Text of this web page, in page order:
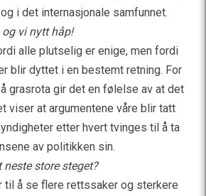
i det internasjonale samfunnet.
vi nytt håp!
alle plutselig er enige, men fordi
blir dyttet i en bestemt retning. For
grasrota gir det en følelse av at det
viser at argumentene våre blir tatt
etter hvert tvinges til å ta
av politikken sin.
store steget?
til å se flere rettssaker og sterkere